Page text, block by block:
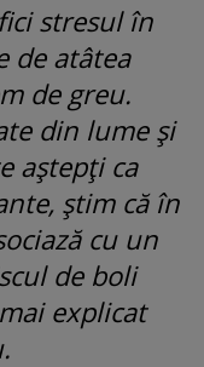
stresul în
de atâtea
de greu.
din lume și
aștepți ca
știm că în
cu un
de boli
explicat